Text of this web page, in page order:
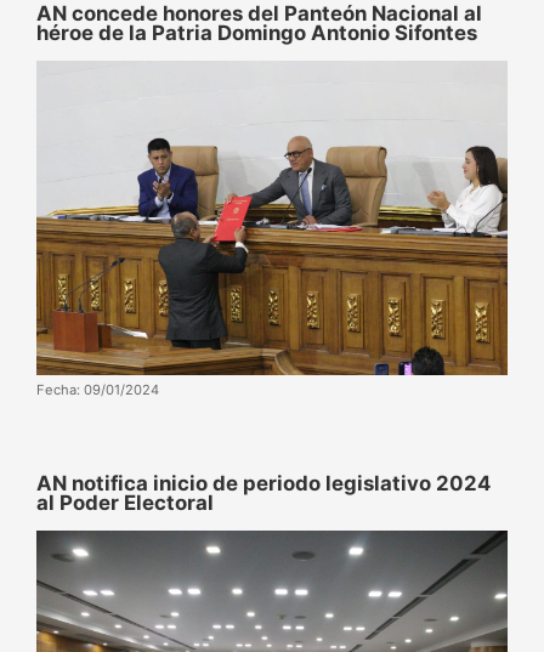
AN concede honores del Panteón Nacional al
héroe de la Patria Domingo Antonio Sifontes
Fecha: 09/01/2024
AN notifica inicio de periodo legislativo 2024
al Poder Electoral